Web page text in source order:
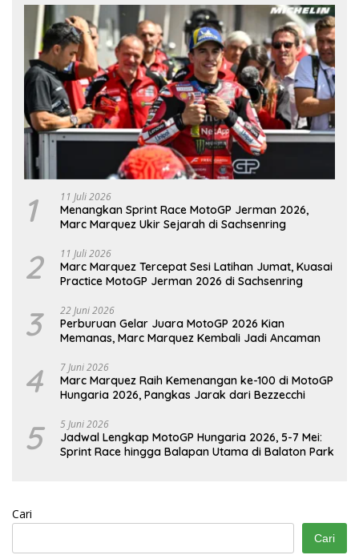
1 11 Juli 2026
Menangkan Sprint Race MotoGP Jerman 2026,
Marc Marquez Ukir Sejarah di Sachsenring
2 11 Juli 2026
Marc Marquez Tercepat Sesi Latihan Jumat, Kuasai
Practice MotoGP Jerman 2026 di Sachsenring
3 22 Juni 2026
Perburuan Gelar Juara MotoGP 2026 Kian
Memanas, Marc Marquez Kembali Jadi Ancaman
4 7 Juni 2026
Marc Marquez Raih Kemenangan ke-100 di MotoGP
Hungaria 2026, Pangkas Jarak dari Bezzecchi
5 5 Juni 2026
Jadwal Lengkap MotoGP Hungaria 2026, 5-7 Mei:
Sprint Race hingga Balapan Utama di Balaton Park
Cari
Cari